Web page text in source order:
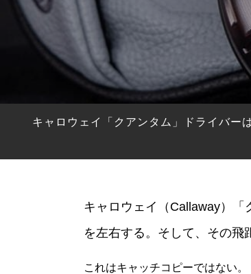
キャロウェイ「クアンタム」ドライバー
キャロウェイ（Callaway）
を左右する。そして、その飛
これはキャッチコピーではない。
OTHER その他
Editor’s Picks 編集部のおすすめ
Our Team 私たちのチーム
Our Mission 私たちの使命